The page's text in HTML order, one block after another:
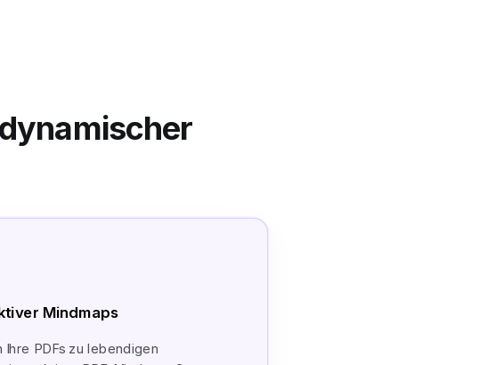
Mindmaps
PDFs zu lebendigen